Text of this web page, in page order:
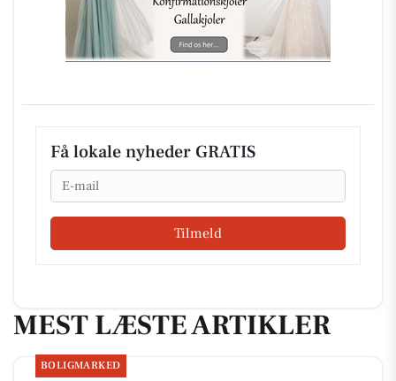
Få lokale nyheder GRATIS
Email
Tilmeld
MEST LÆSTE ARTIKLER
BOLIGMARKED